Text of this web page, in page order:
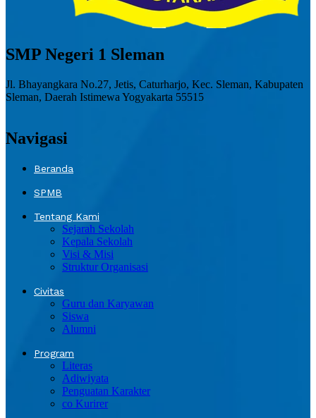
SMP Negeri 1 Sleman
Jl. Bhayangkara No.27, Jetis, Caturharjo, Kec. Sleman, Kabupaten
Sleman, Daerah Istimewa Yogyakarta 55515
Navigasi
Beranda
SPMB
Tentang Kami
Sejarah Sekolah
Kepala Sekolah
Visi & Misi
Struktur Organisasi
Civitas
Guru dan Karyawan
Siswa
Alumni
Program
Literas
Adiwiyata
Penguatan Karakter
co Kurirer